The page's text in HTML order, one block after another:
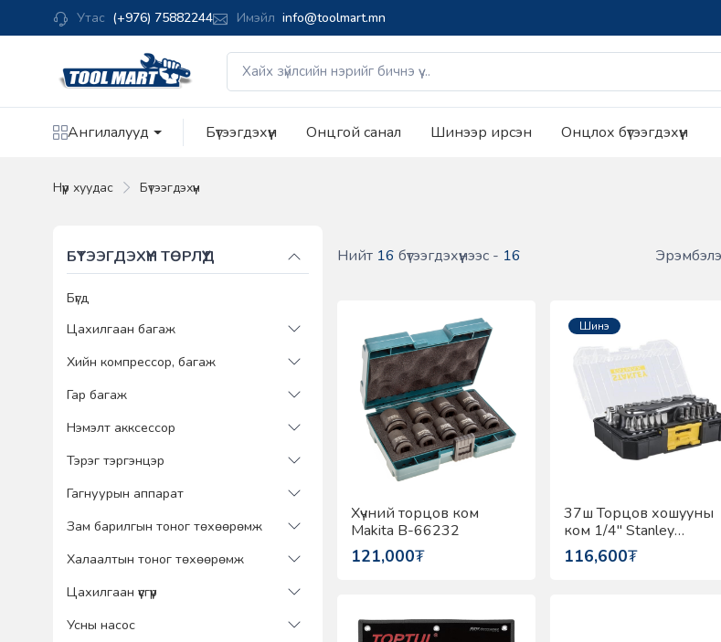
Утас (+976) 75882244 Имэйл info@toolmart.mn
Ангилалууд Бүтээгдэхүүн Онцгой санал Шинээр ирсэн Онцлох бүтээгдэхүүн
Нүүр хуудас Бүтээгдэхүүн
БҮТЭЭГДЭХҮҮН ТӨРЛҮҮД
Бүгд
Цахилгаан багаж
Хийн компрессор, багаж
Гар багаж
Нэмэлт акксессор
Тэрэг тэргэнцэр
Гагнуурын аппарат
Зам барилгын тоног төхөөрөмж
Халаалтын тоног төхөөрөмж
Цахилгаан үүсгүүр
Усны насос
Нийт 16 бүтээгдэхүүнээс - 16
Хүчний торцов ком
Makita B-66232
121,000₮
Шинэ
37ш Торцов хошууны
ком 1/4" Stanley
FMMT19101-0
116,600₮